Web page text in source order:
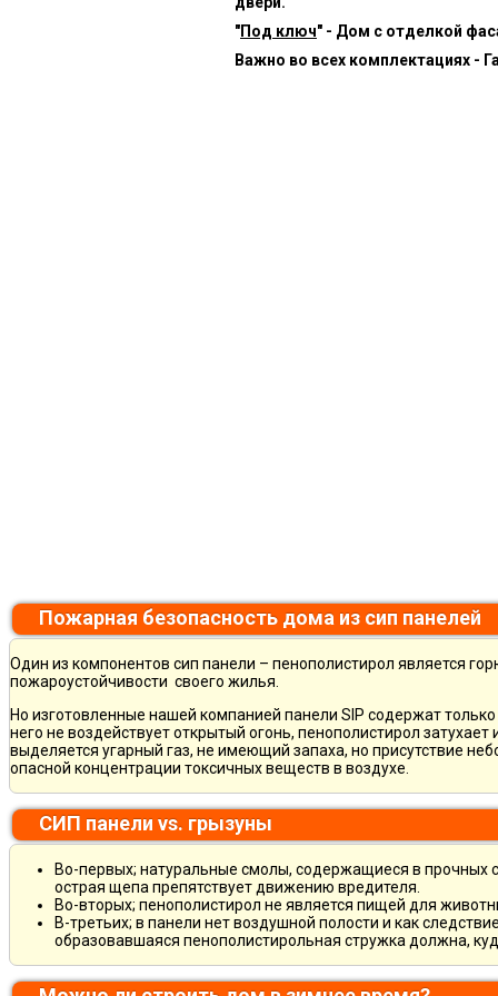
"Под ключ" - Дом с отделкой
Важно во всех комплектациях -
Пожарная безопасность дома из сип панелей
Один из компонентов сип панели – пенополистирол является
пожароустойчивости своего жилья.
Но изготовленные нашей компанией панели SIP содержат
него не воздействует открытый огонь, пенополистирол
выделяется угарный газ, не имеющий запаха, но присутствие
опасной концентрации токсичных веществ в воздухе.
СИП панели vs. грызуны
Во-первых; натуральные смолы, содержащиеся в прочных
острая щепа препятствует движению вредителя.
Во-вторых; пенополистирол не является пищей для
В-третьих; в панели нет воздушной полости и как
образовавшаяся пенополистирольная стружка должна,